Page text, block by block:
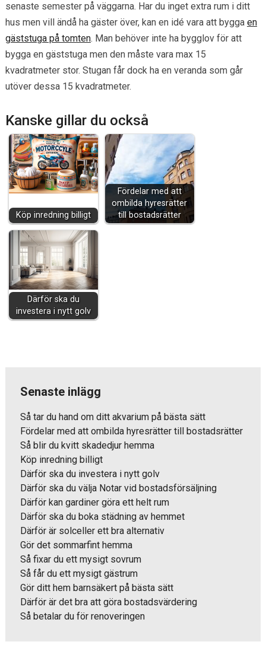
senaste semester på väggarna. Har du inget extra rum i ditt
hus men vill ändå ha gäster över, kan en idé vara att bygga en
gäststuga på tomten. Man behöver inte ha bygglov för att
bygga en gäststuga men den måste vara max 15
kvadratmeter stor. Stugan får dock ha en veranda som går
utöver dessa 15 kvadratmeter.
Kanske gillar du också
Köp inredning billigt
Fördelar med att
ombilda hyresrätter
till bostadsrätter
Därför ska du
investera i nytt golv
Senaste inlägg
Så tar du hand om ditt akvarium på bästa sätt
Fördelar med att ombilda hyresrätter till bostadsrätter
Så blir du kvitt skadedjur hemma
Köp inredning billigt
Därför ska du investera i nytt golv
Därför ska du välja Notar vid bostadsförsäljning
Därför kan gardiner göra ett helt rum
Därför ska du boka städning av hemmet
Därför är solceller ett bra alternativ
Gör det sommarfint hemma
Så fixar du ett mysigt sovrum
Så får du ett mysigt gästrum
Gör ditt hem barnsäkert på bästa sätt
Därför är det bra att göra bostadsvärdering
Så betalar du för renoveringen